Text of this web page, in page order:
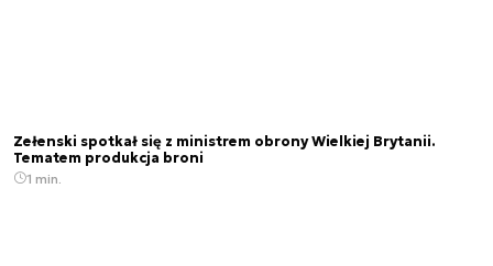
Zełenski spotkał się z ministrem obrony Wielkiej Brytanii.
Tematem produkcja broni
1 min.